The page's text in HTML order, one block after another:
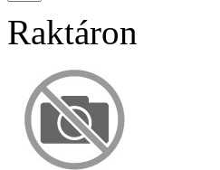
Raktáron